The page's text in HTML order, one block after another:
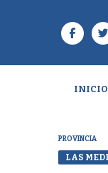
INICIO
PROVINCIA
LAS